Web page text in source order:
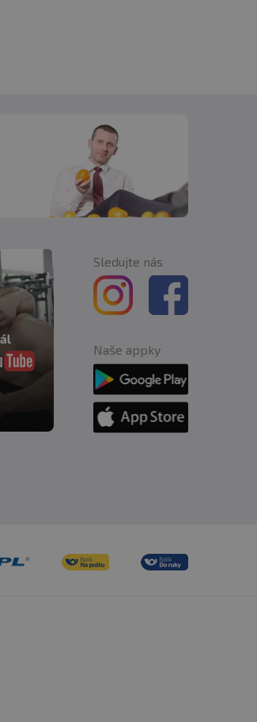
Sledujte nás
Naše appky